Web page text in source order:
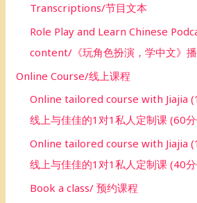
Transcriptions/节目文本
Role Play and Learn Chinese
content/《玩角色扮演，学中文》
Online Course/线上课程
Online tailored course with Jiajia
线上与佳佳的1对1私人定制课 (60
Online tailored course with Jiajia
线上与佳佳的1对1私人定制课 (40
Book a class/ 预约课程